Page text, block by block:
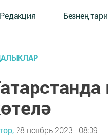
Редакция Безнең
28 ноябрь 2023 - 08:09